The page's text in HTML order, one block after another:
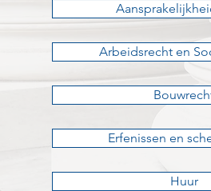
Arbeidsrecht en
Erfenissen en
Huur